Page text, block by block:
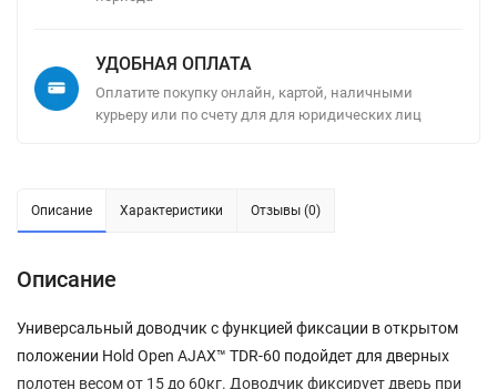
УДОБНАЯ ОПЛАТА
Оплатите покупку онлайн, картой, наличными
курьеру или по счету для для юридических лиц
Описание Характеристики Отзывы (0)
Описание
Универсальный доводчик с функцией фиксации в открытом
положении Hold Open AJAX™ TDR-60 подойдет для дверных
полотен весом от 15 до 60кг. Доводчик фиксирует дверь при